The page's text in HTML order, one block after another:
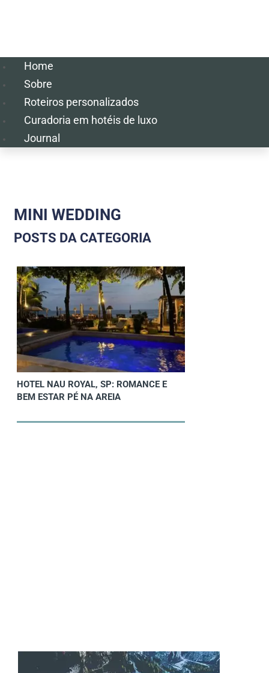
Home
Sobre
Roteiros personalizados
Curadoria em hotéis de luxo
Journal
MINI WEDDING
POSTS DA CATEGORIA
HOTEL NAU ROYAL, SP: ROMANCE E
BEM ESTAR PÉ NA AREIA